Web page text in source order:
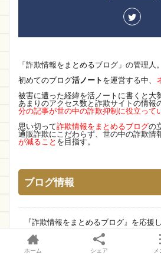
「詐欺情報をまとめるブログ」の管理人。
初めてのブログ活ノートを運営する中、
被害に遭った経緯を活ノートに書くと大
あまりのアクセス数と詐欺サイトの情報
分の記事が世の中の詐欺抑制に役立って
思い切って詐欺情報をまとめるブログの
通販詐欺にこだわらず、世の中の詐欺情
が減ること を目指す。
ブログ情報
『詐欺情報をまとめるブログ』を応援
お問い合わせ
ホーム シェア